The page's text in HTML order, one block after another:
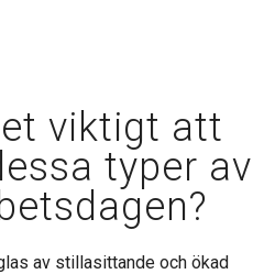
viktigt att
typer av
av stillasittande och ökad